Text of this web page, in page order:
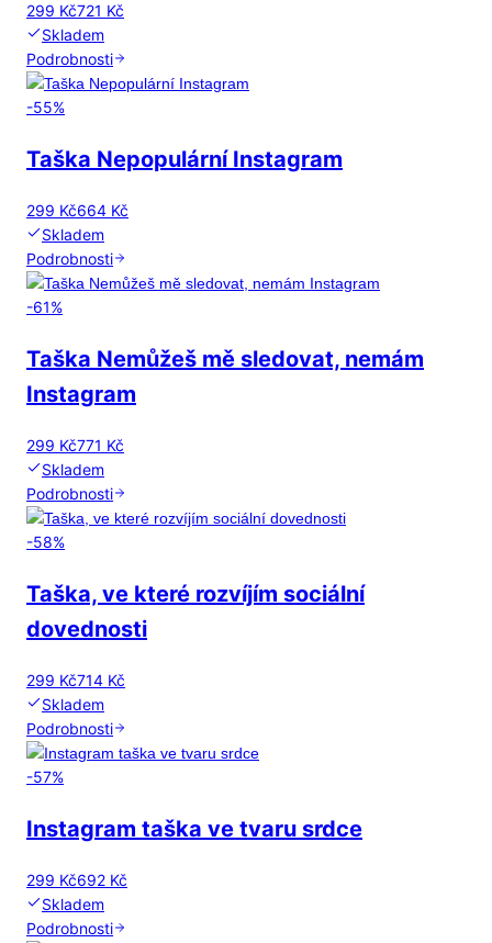
299 Kč721 Kč
Skladem
Podrobnosti
-55%
Taška Nepopulární Instagram
299 Kč664 Kč
Skladem
Podrobnosti
-61%
Taška Nemůžeš mě sledovat, nemám
Instagram
299 Kč771 Kč
Skladem
Podrobnosti
-58%
Taška, ve které rozvíjím sociální
dovednosti
299 Kč714 Kč
Skladem
Podrobnosti
-57%
Instagram taška ve tvaru srdce
299 Kč692 Kč
Skladem
Podrobnosti